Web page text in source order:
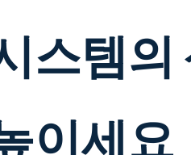
스템의
이세요